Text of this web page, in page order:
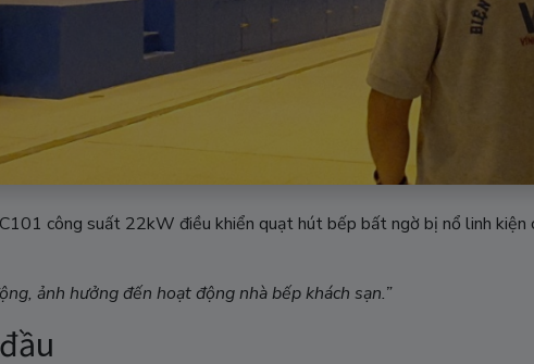
công suất 22kW điều khiển quạt hút bếp bất ngờ bị nổ linh kiện
ảnh hưởng đến hoạt động nhà bếp khách sạn.”